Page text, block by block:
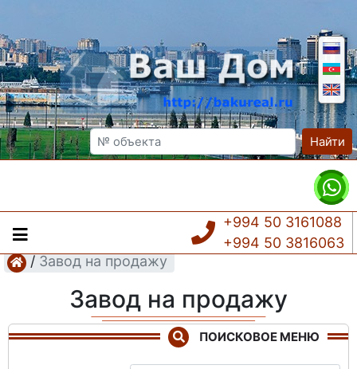
Найти
+994 50 3161088
+994 50 3816063
/ Завод на продажу
Завод на продажу
ПОИСКОВОЕ МЕНЮ